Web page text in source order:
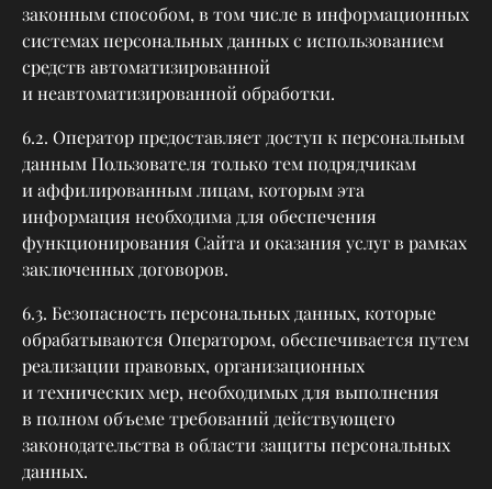
законным способом, в том числе в информационных
системах персональных данных с использованием
средств автоматизированной
и неавтоматизированной обработки.
6.2. Оператор предоставляет доступ к персональным
данным Пользователя только тем подрядчикам
и аффилированным лицам, которым эта
информация необходима для обеспечения
функционирования Сайта и оказания услуг в рамках
заключенных договоров.
6.3. Безопасность персональных данных, которые
обрабатываются Оператором, обеспечивается путем
реализации правовых, организационных
и технических мер, необходимых для выполнения
в полном объеме требований действующего
законодательства в области защиты персональных
данных.